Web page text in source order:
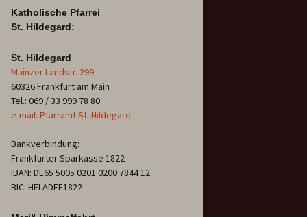
Katholische Pfarrei
St. Hildegard:
St. Hildegard
Mainzer Landstr. 299
60326 Frankfurt am Main
Tel.: 069 / 33 999 78 80
e-mail: Pfarramt St. Hildegard
Bankverbindung:
Frankfurter Sparkasse 1822
IBAN: DE65 5005 0201 0200 7844 12
BIC: HELADEF1822